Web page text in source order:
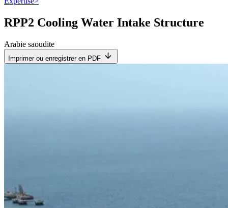
RPP2 Cooling Water Intake Structure
Arabie saoudite
Imprimer ou enregistrer en PDF